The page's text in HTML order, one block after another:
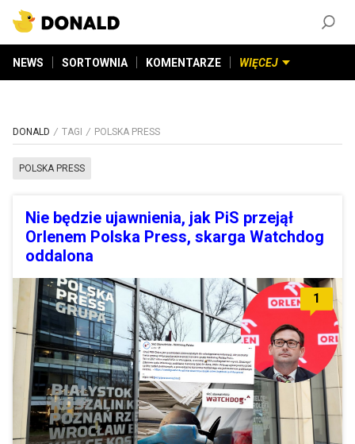
NEWS SORTOWNIA KOMENTARZE WIĘCEJ
DONALD TAGI POLSKA PRESS
POLSKA PRESS
Nie będzie ujawnienia, jak PiS przejął
Orlenem Polska Press, skarga Watchdog
oddalona
1